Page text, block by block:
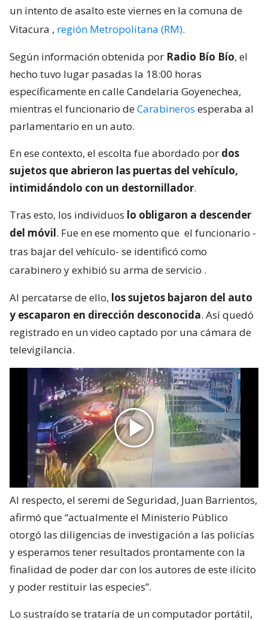
un intento de asalto este viernes en la comuna de
Vitacura , región Metropolitana (RM).
Según información obtenida por Radio Bío Bío, el
hecho tuvo lugar pasadas la 18:00 horas
específicamente en calle Candelaria Goyenechea,
mientras el funcionario deCarabineros esperaba al
parlamentario en un auto.
En ese contexto, el escolta fue abordado por dos
sujetos que abrieron las puertas del vehículo,
intimidándolo con un destornillador.
Tras esto, los individuos lo obligaron a descender
del móvil. Fue en ese momento que el funcionario -
tras bajar del vehículo- se identificó como
carabinero y exhibió su arma de servicio .
Al percatarse de ello, los sujetos bajaron del auto
y escaparon en dirección desconocida. Así quedó
registrado en un video captado por una cámara de
televigilancia.
Al respecto, el seremi de Seguridad, Juan Barrientos,
afirmó que “actualmente el Ministerio Público
otorgó las diligencias de investigación a las policías
y esperamos tener resultados prontamente con la
finalidad de poder dar con los autores de este ilícito
y poder restituir las especies”.
Lo sustraído se trataría de un computador portátil,